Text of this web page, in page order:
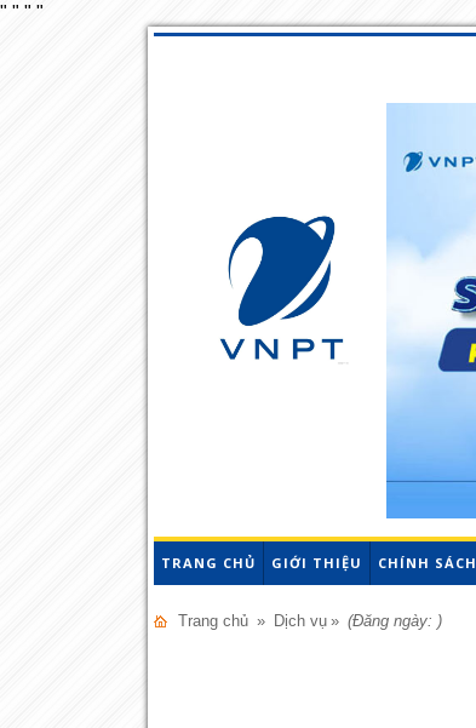
" " " "
TRANG CHỦ GIỚI THIỆU CHÍNH
Trang chủ » Dịch vụ » (Đăng ngày: )